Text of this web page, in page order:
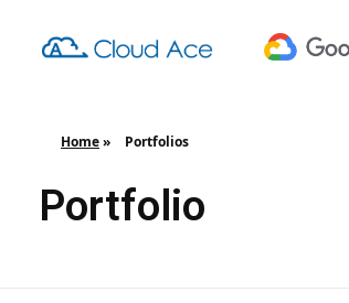
Home» Portfolios
Portfolio